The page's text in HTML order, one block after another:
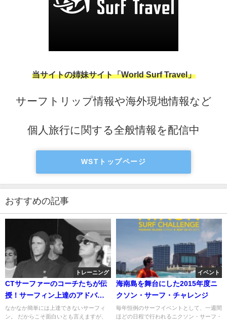
当サイトの姉妹サイト「World Surf Travel」
サーフトリップ情報や海外現地情報など
個人旅行に関する全般情報を配信中
WSTトップページ
おすすめの記事
トレーニング
CTサーファーのコーチたちが伝
授！サーフィン上達のアドバイ
ス
なかなか簡単には上達できないサーフィ
ン。 だからこそ面白いとも言えますが、
イベント
海南島を舞台にした2015年度ニ
クソン・サーフ・チャレンジ
毎年恒例のサーフイベントとして、一週間
ほどの日程で行われるニクソン・サーフ・